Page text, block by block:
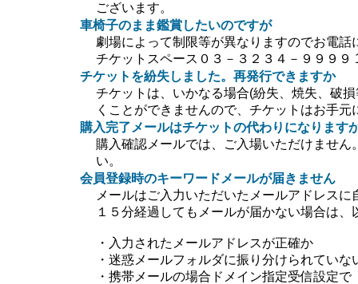
ございます。
車椅子のまま鑑賞したいのですが
劇場によって制限等が異なりますのでお電話
チケットスペース０３－３２３４－９９９９
チケットを紛失しました。再発行できますか
チケットは、いかなる場合(紛失、焼失、破
くことができませんので、チケットはお手
購入完了メールはチケットの代わりになります
購入確認メールでは、ご入場いただけませ
い。
会員登録時のキーワードメールが届きません
メールはご入力いただいたメールアドレス
１５分経過してもメールが届かない場合は
・入力されたメールアドレスが正確か
・迷惑メールフォルダに振り分けられていな
・携帯メールの場合ドメイン指定受信設定